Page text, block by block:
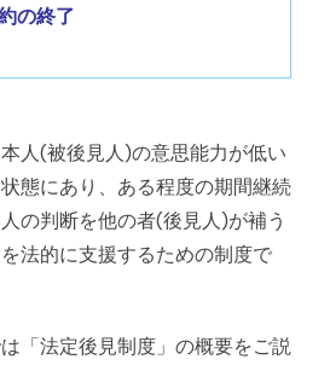
の終了
人(被後見人)の意思能力が低い
態にあり、ある程度の期間継続
の判断を他の者(後見人)が補う
法的に支援するための制度で
「法定後見制度」の概要をご説